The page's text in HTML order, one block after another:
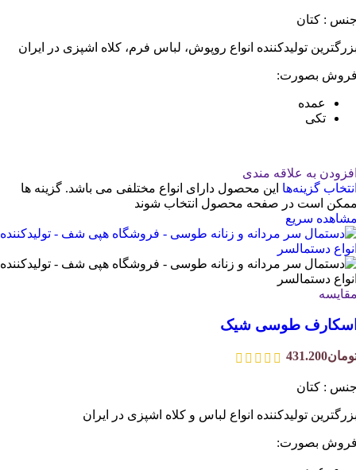
: کتان
تولیدکننده انواع روپوش، لباس فرم، کلاه اشپزی در ایران
بصورت:
عمده
تکی
به علاقه مندی
گزینه‌ها این محصول دارای انواع مختلفی می باشد. گزینه ها
است در صفحه محصول انتخاب شوند
سریع
طوسی شیک
431.200
: کتان
تولیدکننده انواع لباس و کلاه اشپزی در ایران
بصورت: